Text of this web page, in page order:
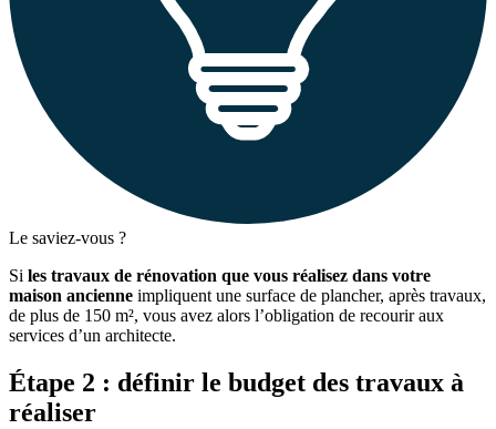
Le saviez-vous ?
Si les travaux de rénovation que vous réalisez dans votre
maison ancienne impliquent une surface de plancher, après travaux,
de plus de 150 m², vous avez alors l’obligation de recourir aux
services d’un architecte.
Étape 2 : définir le budget des travaux à
réaliser